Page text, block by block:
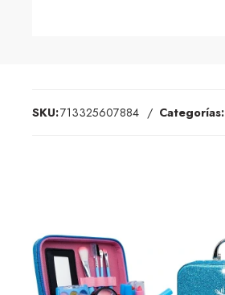
SKU:713325607884 Categorías: